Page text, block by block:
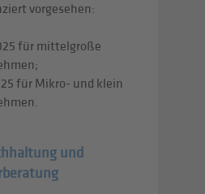
vorgesehen:
für mittelgroße
für Mikro- und klein
und